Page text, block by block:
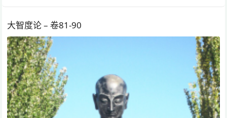
大智度论 – 卷81-90